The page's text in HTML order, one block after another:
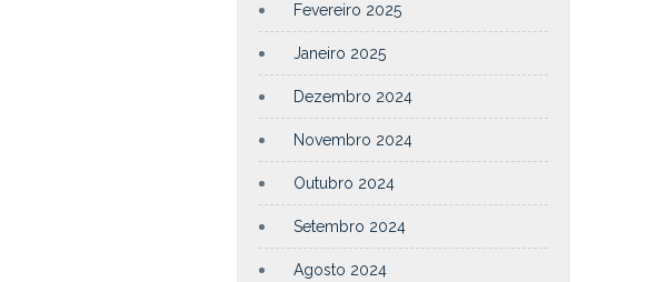
Fevereiro 2025
Janeiro 2025
Dezembro 2024
Novembro 2024
Outubro 2024
Setembro 2024
Agosto 2024